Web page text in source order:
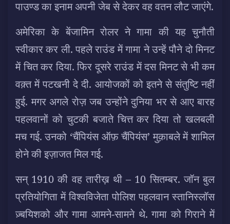
पाउण्ड का इनाम अपनी जेब से देकर वह वतन लौट जाएंगे.
अमेरिका के बेंजामिन रोलर ने गामा की यह चुनौती
स्वीकार कर ली. पहले राउंड में गामा ने उन्हें पौने दो मिनट
में चित कर दिया. फिर दूसरे राउंड में दस मिनट से भी कम
वक़्त में पटखनी दे दी. आयोजकों को इतने से संतुष्टि नहीं
हुई. मगर अगले रोज़ जब उन्होंने दुनिया भर से आए बारह
पहलवानों को चुटकी बजाते चित्त कर दिया तो खलबली
मच गई. उनको ‘चैंपियंस ऑफ़ चैंपियंस’ मुक़ाबले में शामिल
होने की इज़ाजत मिल गई.
सन् 1910 की वह तारीख़ थी – 10 सितम्बर. जॉन बुल
प्रतियोगिता में विश्वविजेता पोलिश पहलवान स्तानिस्लॉस
ज़्बयिशको और गामा आमने-सामने थे. गामा को गिराने में